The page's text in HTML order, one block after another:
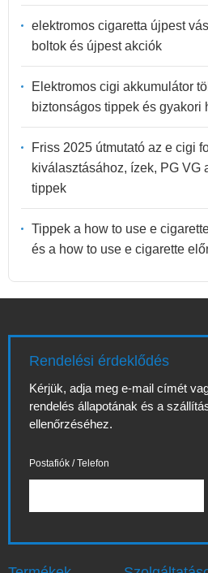
elektromos cigaretta újpest
boltok és újpest akciók
Elektromos cigi akkumulátor
biztonságos tippek és gyakori
Friss 2025 útmutató az e cigi
kiválasztásához, ízek, PG VG
tippek
Tippek a how to use e
és a how to use e cigarette
Rendelési érdeklődés
Kérjük, adja meg e-mail címét
rendelés állapotának és a
ellenőrzéséhez.
Postafiók / Telefon